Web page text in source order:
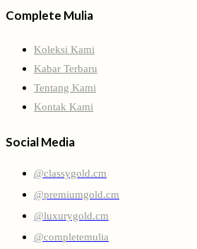
Complete Mulia
Koleksi Kami
Kabar Terbaru
Tentang Kami
Kontak Kami
Social Media
@classygold.cm
@premiumgold.cm
@luxurygold.cm
@completemulia